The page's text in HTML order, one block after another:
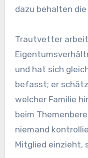
dazu behalten
Trautvetter
und hat sich
befasst; er
welcher Familie
beim
niemand
Mitglied einzieht,